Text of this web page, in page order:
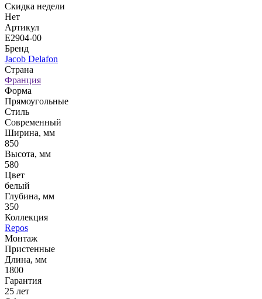
Скидка недели
Нет
Артикул
E2904-00
Бренд
Jacob Delafon
Страна
Франция
Форма
Прямоугольные
Стиль
Современный
Ширина, мм
850
Высота, мм
580
Цвет
белый
Глубина, мм
350
Коллекция
Repos
Монтаж
Пристенные
Длина, мм
1800
Гарантия
25 лет